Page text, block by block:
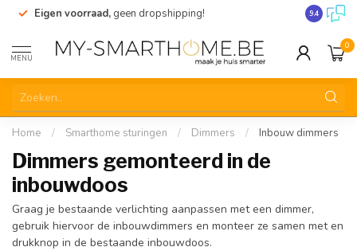
Eigen voorraad, geen dropshipping! 9.4
MENU
0
Home / Smarthome sturingen / Dimmers / Inbouw dimmers
Dimmers gemonteerd in de
inbouwdoos
Graag je bestaande verlichting aanpassen met een dimmer,
gebruik hiervoor de inbouwdimmers en monteer ze samen met en
drukknop in de bestaande inbouwdoos.